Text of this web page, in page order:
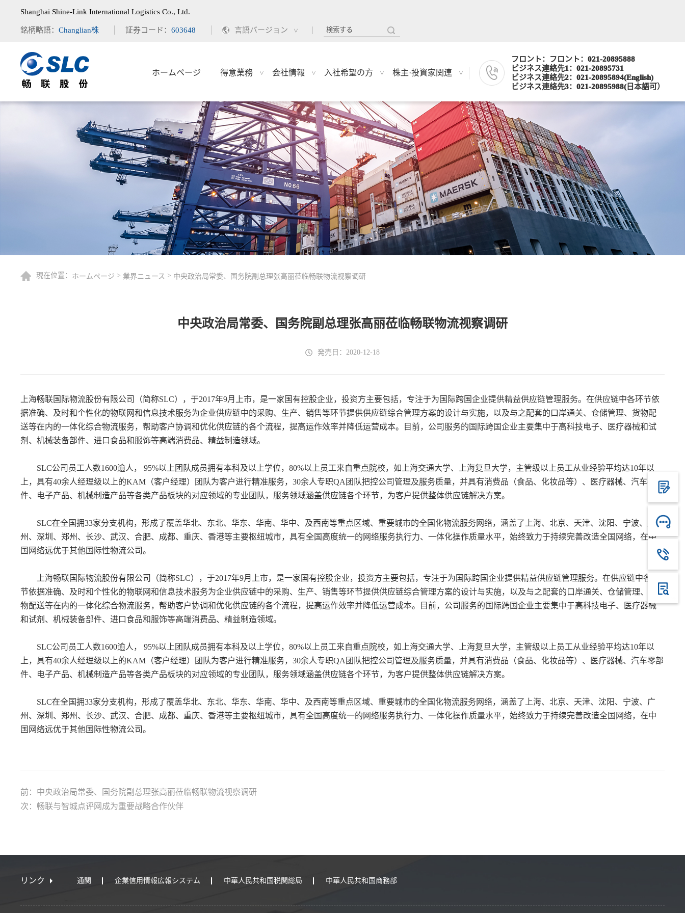
Shanghai Shine-Link International Logistics Co., Ltd.
銘柄略語：Changlian株 証券コード：603648 言語バージョン
ホームページ 得意業務 会社情報 入社希望の方 株主·投資家関連
フロント：フロント：021-20895888
ビジネス連絡先1：021-20895731
ビジネス連絡先2：021-20895894(English)
ビジネス連絡先3：021-20895988(日本語可）
現在位置： ホームページ > 業界ニュース > 中央政治局常委、国务院副总理张高丽莅临畅联物流视察调研
中央政治局常委、国务院副总理张高丽莅临畅联物流视察调研
発売日：2020-12-18
上海畅联国际物流股份有限公司（简称SLC），于2017年9月上市，是一家国有控股企业，投资方主要包括，专注于为国际跨国企业提供精益供应链管理服务。在供应链中各环节依
据准确、及时和个性化的物联网和信息技术服务为企业供应链中的采购、生产、销售等环节提供供应链综合管理方案的设计与实施，以及与之配套的口岸通关、仓储管理、货物配
送等在内的一体化综合物流服务，帮助客户协调和优化供应链的各个流程，提高运作效率并降低运营成本。目前，公司服务的国际跨国企业主要集中于高科技电子、医疗器械和试
剂、机械装备部件、进口食品和服饰等高端消费品、精益制造领域。
SLC公司员工人数1600逾人， 95%以上团队成员拥有本科及以上学位，80%以上员工来自重点院校，如上海交通大学、上海复旦大学，主管级以上员工从业经验平均达10年以
上，具有40余人经理级以上的KAM（客户经理）团队为客户进行精准服务，30余人专职QA团队把控公司管理及服务质量，并具有消费品（食品、化妆品等）、医疗器械、汽车零部
件、电子产品、机械制造产品等各类产品板块的对应领域的专业团队，服务领域涵盖供应链各个环节，为客户提供整体供应链解决方案。
SLC在全国拥33家分支机构，形成了覆盖华北、东北、华东、华南、华中、及西南等重点区域、重要城市的全国化物流服务网络，涵盖了上海、北京、天津、沈阳、宁波、广
州、深圳、郑州、长沙、武汉、合肥、成都、重庆、香港等主要枢纽城市，具有全国高度统一的网络服务执行力、一体化操作质量水平，始终致力于持续完善改造全国网络，在中
国网络远优于其他国际性物流公司。
上海畅联国际物流股份有限公司（简称SLC），于2017年9月上市，是一家国有控股企业，投资方主要包括，专注于为国际跨国企业提供精益供应链管理服务。在供应链中各环
节依据准确、及时和个性化的物联网和信息技术服务为企业供应链中的采购、生产、销售等环节提供供应链综合管理方案的设计与实施，以及与之配套的口岸通关、仓储管理、货
物配送等在内的一体化综合物流服务，帮助客户协调和优化供应链的各个流程，提高运作效率并降低运营成本。目前，公司服务的国际跨国企业主要集中于高科技电子、医疗器械
和试剂、机械装备部件、进口食品和服饰等高端消费品、精益制造领域。
SLC公司员工人数1600逾人， 95%以上团队成员拥有本科及以上学位，80%以上员工来自重点院校，如上海交通大学、上海复旦大学，主管级以上员工从业经验平均达10年以
上，具有40余人经理级以上的KAM（客户经理）团队为客户进行精准服务，30余人专职QA团队把控公司管理及服务质量，并具有消费品（食品、化妆品等）、医疗器械、汽车零部
件、电子产品、机械制造产品等各类产品板块的对应领域的专业团队，服务领域涵盖供应链各个环节，为客户提供整体供应链解决方案。
SLC在全国拥33家分支机构，形成了覆盖华北、东北、华东、华南、华中、及西南等重点区域、重要城市的全国化物流服务网络，涵盖了上海、北京、天津、沈阳、宁波、广
州、深圳、郑州、长沙、武汉、合肥、成都、重庆、香港等主要枢纽城市，具有全国高度统一的网络服务执行力、一体化操作质量水平，始终致力于持续完善改造全国网络，在中
国网络远优于其他国际性物流公司。
前：中央政治局常委、国务院副总理张高丽莅临畅联物流视察调研
次：畅联与智城点评网成为重要战略合作伙伴
リンク 通関 企業信用情報広報システム 中華人民共和国税関総局 中華人民共和国商務部